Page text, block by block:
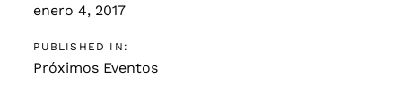
enero 4, 2017
PUBLISHED IN:
Próximos Eventos